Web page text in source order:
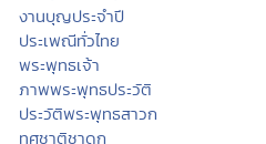
งานบุญประจำปี
ประเพณีทั่วไทย
พระพุทธเจ้า
ภาพพระพุทธประวัติ
ประวัติพระพุทธสาวก
ทศชาติชาดก